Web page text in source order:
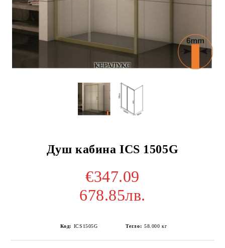
Душ кабина ICS 1505G
€347.09
678.85лв.
Код: ICS1505G Тегло: 58.000 кг